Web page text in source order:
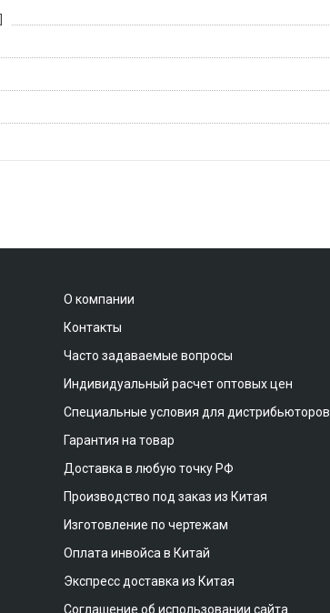
О компании
Контакты
Часто задаваемые вопросы
Индивидуальный расчет оптовых цен
Специальные условия для дистрибьюторов
Гарантия на товар
Доставка в любую точку РФ
Производство под заказ из Китая
Изготовление по чертежам
Оплата инвойса в Китай
Экспресс доставка из Китая
Соглашение об использовании сайта